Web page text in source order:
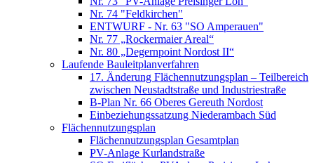
Nr. 74 "Feldkirchen"
ENTWURF - Nr. 63 "SO Amperauen"
Nr. 77 „Rockermaier Areal“
Nr. 80 „Degernpoint Nordost II“
Laufende Bauleitplanverfahren
17. Änderung Flächennutzungsplan – Teilbereich
zwischen Neustadtstraße und Industriestraße
B-Plan Nr. 66 Oberes Gereuth Nordost
Einbeziehungssatzung Niederambach Süd
Flächennutzungsplan
Flächennutzungsplan Gesamtplan
PV-Anlage Kurlandstraße